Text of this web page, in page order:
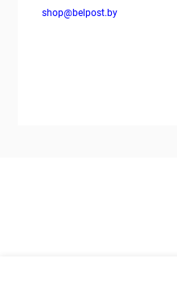
shop@belpost.by